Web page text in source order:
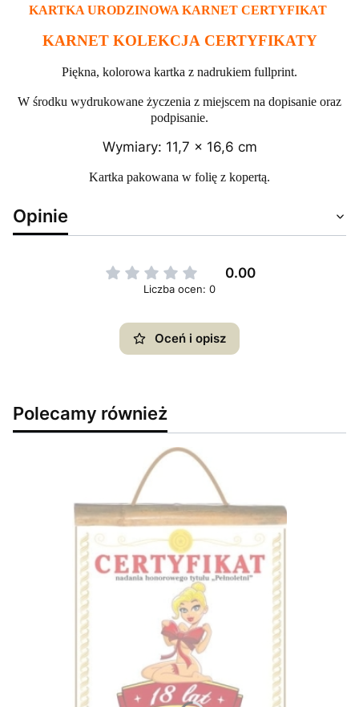
KARTKA URODZINOWA KARNET CERTYFIKAT
KARNET KOLEKCJA CERTYFIKATY
Piękna, kolorowa kartka z nadrukiem fullprint.
W środku wydrukowane życzenia z miejscem na dopisanie oraz
podpisanie.
Wymiary: 11,7 x 16,6 cm
Kartka pakowana w folię z kopertą.
Opinie
0.00
Liczba ocen: 0
Oceń i opisz
Polecamy również